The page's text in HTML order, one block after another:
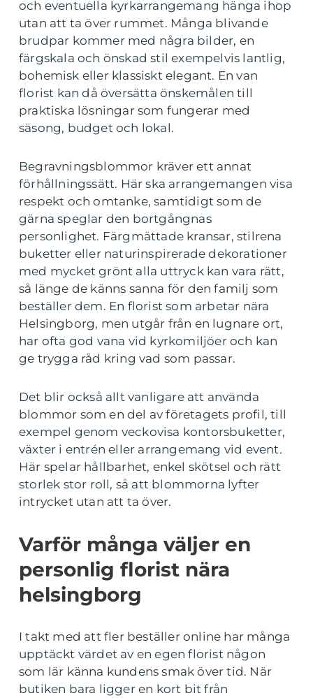
och eventuella kyrkarrangemang hänga ihop
utan att ta över rummet. Många blivande
brudpar kommer med några bilder, en
färgskala och önskad stil exempelvis lantlig,
bohemisk eller klassiskt elegant. En van
florist kan då översätta önskemålen till
praktiska lösningar som fungerar med
säsong, budget och lokal.
Begravningsblommor kräver ett annat
förhållningssätt. Här ska arrangemangen visa
respekt och omtanke, samtidigt som de
gärna speglar den bortgångnas
personlighet. Färgmättade kransar, stilrena
buketter eller naturinspirerade dekorationer
med mycket grönt alla uttryck kan vara rätt,
så länge de känns sanna för den familj som
beställer dem. En florist som arbetar nära
Helsingborg, men utgår från en lugnare ort,
har ofta god vana vid kyrkomiljöer och kan
ge trygga råd kring vad som passar.
Det blir också allt vanligare att använda
blommor som en del av företagets profil, till
exempel genom veckovisa kontorsbuketter,
växter i entrén eller arrangemang vid event.
Här spelar hållbarhet, enkel skötsel och rätt
storlek stor roll, så att blommorna lyfter
intrycket utan att ta över.
Varför många väljer en
personlig florist nära
helsingborg
I takt med att fler beställer online har många
upptäckt värdet av en egen florist någon
som lär känna kundens smak över tid. När
butiken bara ligger en kort bit från